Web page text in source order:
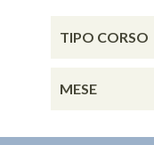
TIPO CORSO
MESE